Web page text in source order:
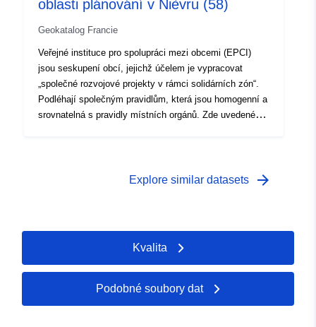
(SIVOM), uzavřené smíšené odbory (SM uzavřené) a
oblasti plánování v Nièvru (58)
Geokatalog Francie
Veřejné instituce pro spolupráci mezi obcemi (EPCI)
jsou seskupení obcí, jejichž účelem je vypracovat
„společné rozvojové projekty v rámci solidárních zón“.
Podléhají společným pravidlům, která jsou homogenní a
srovnatelná s pravidly místních orgánů. Zde uvedené
(SAN); Metropole (ME). Existují také EPCI bez
Explore similar datasets arrow_forward
Kvalita
Podobné soubory dat